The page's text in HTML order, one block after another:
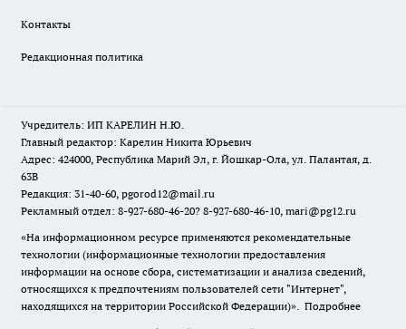
Контакты
Редакционная политика
Учредитель: ИП КАРЕЛИН Н.Ю.
Главный редактор: Карелин Никита Юрьевич
Адрес: 424000, Республика Марий Эл, г. Йошкар-Ола, ул. Палантая, д.
63В
Редакция: 31-40-60, pgorod12@mail.ru
Рекламный отдел: 8-927-680-46-20? 8-927-680-46-10, mari@pg12.ru
«На информационном ресурсе применяются рекомендательные
технологии (информационные технологии предоставления
информации на основе сбора, систематизации и анализа сведений,
относящихся к предпочтениям пользователей сети "Интернет",
находящихся на территории Российской Федерации)». Подробнее